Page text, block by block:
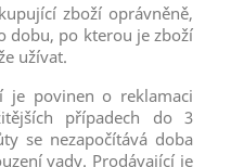
zboží oprávněně,
dobu, po kterou je zboží
užívat.
je povinen o reklamaci
případech do 3
se nezapočítává doba
vady. Prodávající je